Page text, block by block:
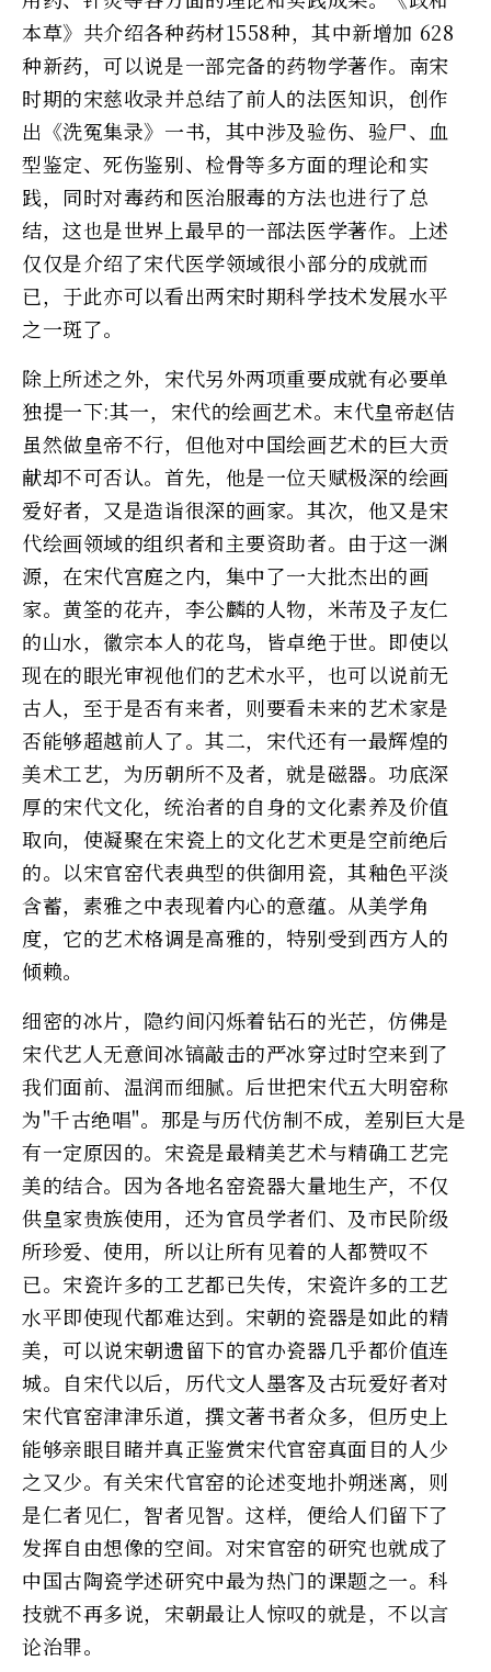
本草》共介绍各种药材1558种，其中新增加 628
种新药，可以说是一部完备的药物学著作。南宋
时期的宋慈收录并总结了前人的法医知识，创作
出《洗冤集录》一书，其中涉及验伤、验尸、血
型鉴定、死伤鉴别、检骨等多方面的理论和实
践，同时对毒药和医治服毒的方法也进行了总
结，这也是世界上最早的一部法医学著作。上述
仅仅是介绍了宋代医学领域很小部分的成就而
已，于此亦可以看出两宋时期科学技术发展水平
之一斑了。
除上所述之外，宋代另外两项重要成就有必要单
独提一下:其一，宋代的绘画艺术。末代皇帝赵佶
虽然做皇帝不行，但他对中国绘画艺术的巨大贡
献却不可否认。首先，他是一位天赋极深的绘画
爱好者，又是造诣很深的画家。其次，他又是宋
代绘画领域的组织者和主要资助者。由于这一渊
源，在宋代宫庭之内，集中了一大批杰出的画
家。黄筌的花卉，李公麟的人物，米芾及子友仁
的山水，徽宗本人的花鸟，皆卓绝于世。即使以
现在的眼光审视他们的艺术水平，也可以说前无
古人，至于是否有来者，则要看未来的艺术家是
否能够超越前人了。其二，宋代还有一最辉煌的
美术工艺，为历朝所不及者，就是磁器。功底深
厚的宋代文化，统治者的自身的文化素养及价值
取向，使凝聚在宋瓷上的文化艺术更是空前绝后
的。以宋官窑代表典型的供御用瓷，其釉色平淡
含蓄，素雅之中表现着内心的意蕴。从美学角
度，它的艺术格调是高雅的，特别受到西方人的
倾赖。
细密的冰片，隐约间闪烁着钻石的光芒，仿佛是
宋代艺人无意间冰镐敲击的严冰穿过时空来到了
我们面前、温润而细腻。后世把宋代五大明窑称
为"千古绝唱"。那是与历代仿制不成，差别巨大是
有一定原因的。宋瓷是最精美艺术与精确工艺完
美的结合。因为各地名窑瓷器大量地生产，不仅
供皇家贵族使用，还为官员学者们、及市民阶级
所珍爱、使用，所以让所有见着的人都赞叹不
已。宋瓷许多的工艺都已失传，宋瓷许多的工艺
水平即使现代都难达到。宋朝的瓷器是如此的精
美，可以说宋朝遗留下的官办瓷器几乎都价值连
城。自宋代以后，历代文人墨客及古玩爱好者对
宋代官窑津津乐道，撰文著书者众多，但历史上
能够亲眼目睹并真正鉴赏宋代官窑真面目的人少
之又少。有关宋代官窑的论述变地扑朔迷离，则
是仁者见仁，智者见智。这样，便给人们留下了
发挥自由想像的空间。对宋官窑的研究也就成了
中国古陶瓷学述研究中最为热门的课题之一。科
技就不再多说，宋朝最让人惊叹的就是，不以言
论治罪。